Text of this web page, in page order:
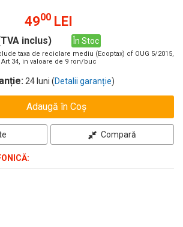
4900 LEI
inclus) În Stoc
taxa de reciclare mediu (Ecoptax) cf OUG 5/2015,
Art 34, in valoare de 9 ron/buc
24 luni (Detalii garanție)
Adaugă în Coş
Compară